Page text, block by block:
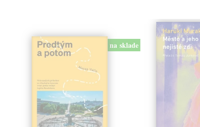
na sklade